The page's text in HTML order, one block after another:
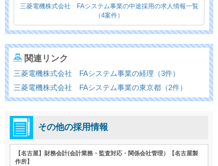
三菱電機株式会社 FAシステム事業の中途採用の求人情報一覧
（4案件）
関連リンク
三菱電機株式会社 FAシステム事業の経理（3件）
三菱電機株式会社 FAシステム事業の東京都（2件）
その他の採用情報
【名古屋】財務会計(会計業務・監査対応・関係会社管理）【名古屋製
作所】